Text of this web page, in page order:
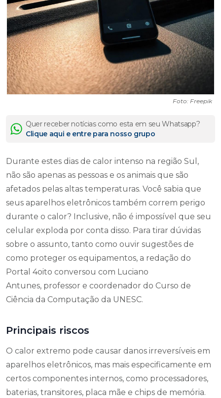
Foto: Freepik
Quer receber notícias como esta em seu Whatsapp?
Clique aqui e entre para nosso grupo
Durante estes dias de calor intenso na região Sul,
não são apenas as pessoas e os animais que são
afetados pelas altas temperaturas. Você sabia que
seus aparelhos eletrônicos também correm perigo
durante o calor? Inclusive, não é impossível que seu
celular exploda por conta disso. Para tirar dúvidas
sobre o assunto, tanto como ouvir sugestões de
como proteger os equipamentos, a redação do
Portal 4oito conversou com Luciano
Antunes, professor e coordenador do Curso de
Ciência da Computação da UNESC.
Principais riscos
O calor extremo pode causar danos irreversíveis em
aparelhos eletrônicos, mas mais especificamente em
certos componentes internos, como processadores,
baterias, transitores, placa mãe e chips de memória.